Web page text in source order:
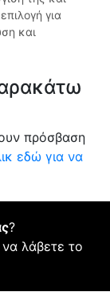
για
και
πρόσβαση
εδώ για να
?
λάβετε το